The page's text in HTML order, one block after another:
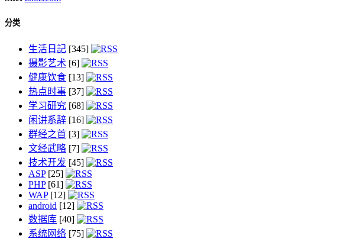
分类
生活日記 [345]
摄影艺术 [6]
健康饮食 [13]
热点时事 [37]
学习研究 [68]
闲讲系辞 [16]
群经之首 [3]
文经武略 [7]
技术开发 [45]
ASP[25]
PHP[61]
WAP[12]
android [12]
数据库 [40]
系统网络 [75]